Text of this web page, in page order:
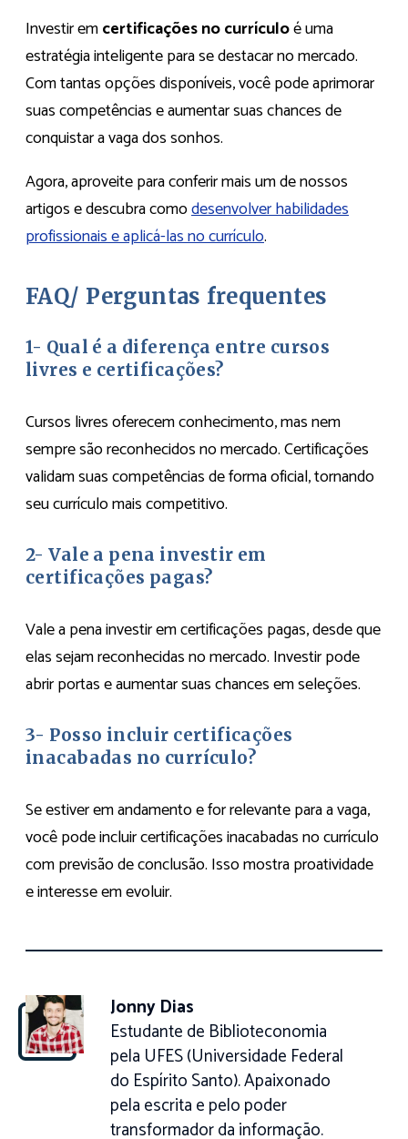
Investir emcertificações no currículoé uma
estratégia inteligente para se destacar no mercado.
Com tantas opções disponíveis, você pode aprimorar
suas competências e aumentar suas chances de
conquistar a vaga dos sonhos.
Agora, aproveite para conferir mais um de nossos
artigos e descubra comodesenvolver habilidades
profissionais e aplicá-las no currículo.
FAQ/ Perguntas frequentes
1- Qual é a diferença entre cursos
livres e certificações?
Cursos livres oferecem conhecimento, mas nem
sempre são reconhecidos no mercado. Certificações
validam suas competências de forma oficial, tornando
seu currículo mais competitivo.
2- Vale a pena investir em
certificações pagas?
Vale a pena investir em certificações pagas, desde que
elas sejam reconhecidas no mercado. Investir pode
abrir portas e aumentar suas chances em seleções.
3- Posso incluir certificações
inacabadas no currículo?
Se estiver em andamento e for relevante para a vaga,
você pode incluir certificações inacabadas no currículo
com previsão de conclusão. Isso mostra proatividade
e interesse em evoluir.
Jonny Dias
Estudante de Biblioteconomia
pela UFES (Universidade Federal
do Espírito Santo). Apaixonado
pela escrita e pelo poder
transformador da informação.